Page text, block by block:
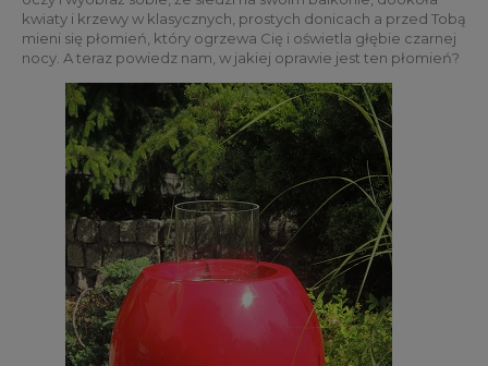
kwiaty i krzewy w klasycznych, prostych donicach a przed Tobą
mieni się płomień, który ogrzewa Cię i oświetla głębie czarnej
nocy. A teraz powiedz nam, w jakiej oprawie jest ten płomień?